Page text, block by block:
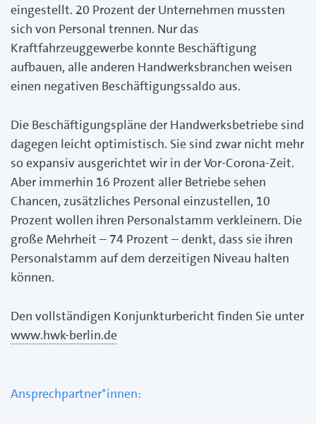
eingestellt. 20 Prozent der Unternehmen mussten
sich von Personal trennen. Nur das
Kraftfahrzeuggewerbe konnte Beschäftigung
aufbauen, alle anderen Handwerksbranchen weisen
einen negativen Beschäftigungssaldo aus.
Die Beschäftigungspläne der Handwerksbetriebe sind
dagegen leicht optimistisch. Sie sind zwar nicht mehr
so expansiv ausgerichtet wir in der Vor-Corona-Zeit.
Aber immerhin 16 Prozent aller Betriebe sehen
Chancen, zusätzliches Personal einzustellen, 10
Prozent wollen ihren Personalstamm verkleinern. Die
große Mehrheit – 74 Prozent – denkt, dass sie ihren
Personalstamm auf dem derzeitigen Niveau halten
können.
Den vollständigen Konjunkturbericht finden Sie unter
www.hwk-berlin.de
Ansprechpartner*innen: